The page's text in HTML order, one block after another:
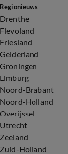
Regionieuws
Drenthe
Flevoland
Friesland
Gelderland
Groningen
Limburg
Noord-Brabant
Noord-Holland
Overijssel
Utrecht
Zeeland
Zuid-Holland